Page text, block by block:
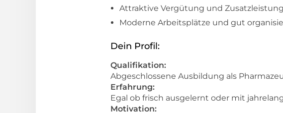
Attraktive Vergütung und
Moderne Arbeitsplätze und gut
Dein Profil:
Qualifikation:
Abgeschlossene Ausbildung als
Erfahrung:
Egal ob frisch ausgelernt oder mit
Motivation: